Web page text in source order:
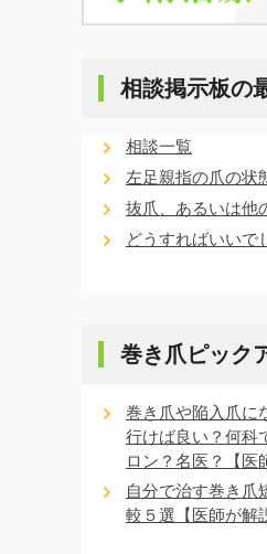
相談掲示板の
相談一覧
左足親指の爪の状
抜爪、あるいは他
どうすればいいで
巻き爪ピック
巻き爪や陥入爪に
行けば良い？何科
ロン？名医？【医
自分で治す巻き爪
較５選【医師が解